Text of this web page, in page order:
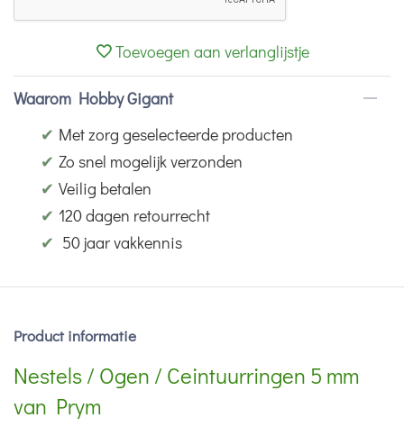
Toevoegen aan verlanglijstje
Waarom Hobby Gigant
✔ Met zorg geselecteerde producten
✔ Zo snel mogelijk verzonden
✔ Veilig betalen
✔ 120 dagen retourrecht
✔ 50 jaar vakkennis
Product informatie
Nestels / Ogen / Ceintuurringen 5 mm
van Prym